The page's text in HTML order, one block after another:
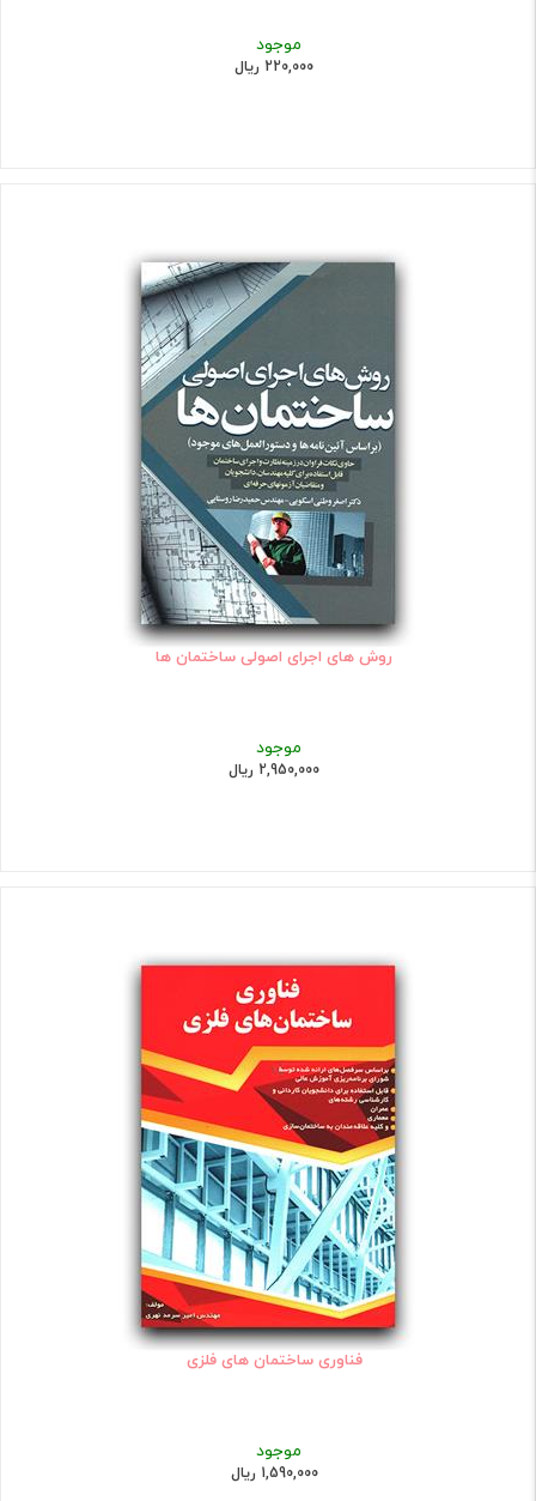
موجود
220,000 ریال
روش های اجرای اصولی ساختمان ها
موجود
2,950,000 ریال
فناوری ساختمان های فلزی
موجود
1,590,000 ریال